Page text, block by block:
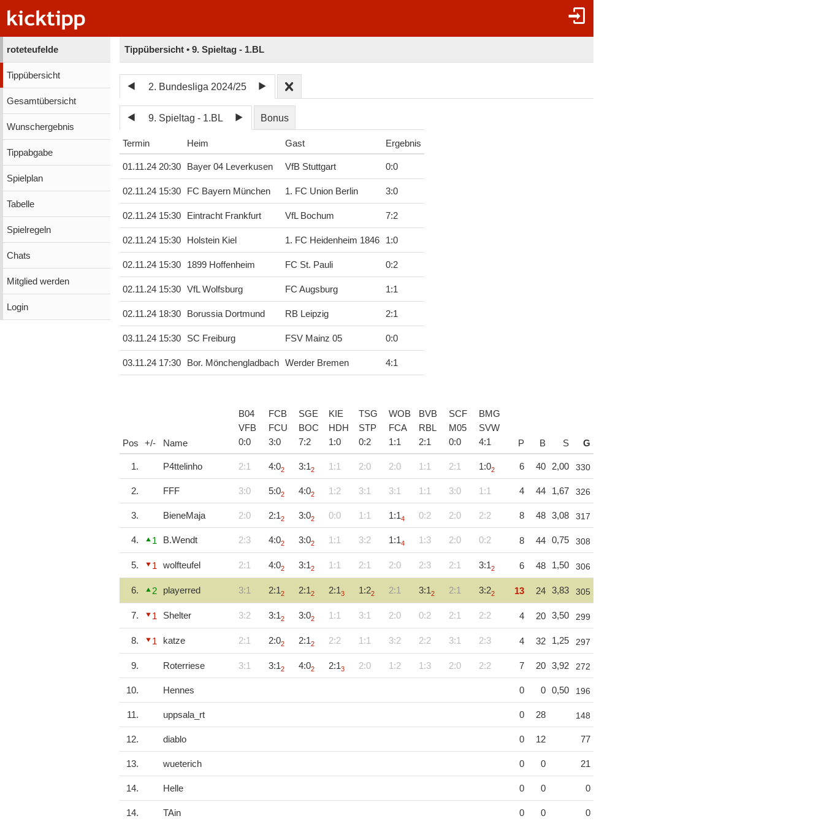
roteteufelde
Tippübersicht
Gesamtübersicht
Wunschergebnis
Tippabgabe
Spielplan
Tabelle
Spielregeln
Chats
Mitglied werden
Login
Tippübersicht • 9. Spieltag - 1.BL
2. Bundesliga 2024/25
9. Spieltag - 1.BL Bonus
Termin Heim Gast Ergebnis
01.11.24 20:30 Bayer 04 Leverkusen VfB Stuttgart 0:0
02.11.24 15:30 FC Bayern München 1. FC Union Berlin 3:0
02.11.24 15:30 Eintracht Frankfurt VfL Bochum 7:2
02.11.24 15:30 Holstein Kiel 1. FC Heidenheim 1846 1:0
02.11.24 15:30 1899 Hoffenheim FC St. Pauli 0:2
02.11.24 15:30 VfL Wolfsburg FC Augsburg 1:1
02.11.24 18:30 Borussia Dortmund RB Leipzig 2:1
03.11.24 15:30 SC Freiburg FSV Mainz 05 0:0
03.11.24 17:30 Bor. Mönchengladbach Werder Bremen 4:1
Pos +/- Name
B04
VFB
0:0
FCB
FCU
3:0
SGE
BOC
7:2
KIE
HDH
1:0
TSG
STP
0:2
WOB
FCA
1:1
BVB
RBL
2:1
SCF
M05
0:0
BMG
SVW
4:1 P B S G
1. P4ttelinho 2:1 4:02 3:12 1:1 2:0 2:0 1:1 2:1 1:02 6 40 2,00 330
2. FFF 3:0 5:02 4:02 1:2 3:1 3:1 1:1 3:0 1:1 4 44 1,67 326
3. BieneMaja 2:0 2:12 3:02 0:0 1:1 1:14 0:2 2:0 2:2 8 48 3,08 317
4. 1 B.Wendt 2:3 4:02 3:02 1:1 3:2 1:14 1:3 2:0 0:2 8 44 0,75 308
5. 1 wolfteufel 2:1 4:02 3:12 1:1 2:1 2:0 2:3 2:1 3:12 6 48 1,50 306
6. 2 playerred 3:1 2:12 2:12 2:13 1:22 2:1 3:12 2:1 3:22 13 24 3,83 305
7. 1 Shelter 3:2 3:12 3:02 1:1 3:1 2:0 0:2 2:1 2:2 4 20 3,50 299
8. 1 katze 2:1 2:02 2:12 2:2 1:1 3:2 2:2 3:1 2:3 4 32 1,25 297
9. Roterriese 3:1 3:12 4:02 2:13 2:0 1:2 1:3 2:0 2:2 7 20 3,92 272
10. Hennes 0 0 0,50 196
11. uppsala_rt 0 28 148
12. diablo 0 12 77
13. wueterich 0 0 21
14. Helle 0 0 0
14. TAin 0 0 0